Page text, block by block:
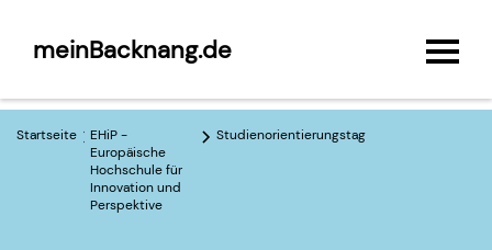
meinBacknang.de
Startseite
EHiP -
Europäische
Hochschule für
Innovation und
Perspektive
Studienorientierungstag